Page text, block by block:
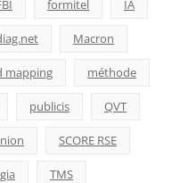
formitel IA
Macron
mapping méthode
publicis QVT
SCORE RSE
TMS